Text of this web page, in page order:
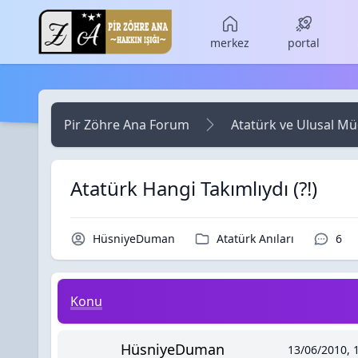
Skip to main content
merkez portal
Pir Zöhre Ana Forum Atatürk ve Ulusal
Atatürk Hangi Takımlıydı (?!)
Konu Sahibi / Yazar
HüsniyeDuman Kategori / Forum
Atatürk Anıları 6
Atatürk Hangi Takımlıydı (?!)
Konu
HüsniyeDuman 13/06/2010,